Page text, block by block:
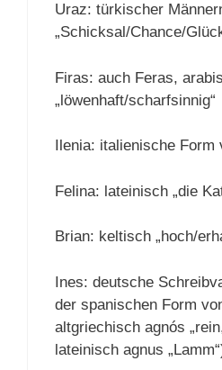
Uraz: türkischer
„Schicksal/Chance/
Firas: auch Feras,
„löwenhaft/scharfsinnig“
Ilenia: italienische Form
Felina: lateinisch „die
Brian: keltisch „hoch/
Ines: deutsche
der spanischen Form
altgriechisch agnós
lateinisch agnus